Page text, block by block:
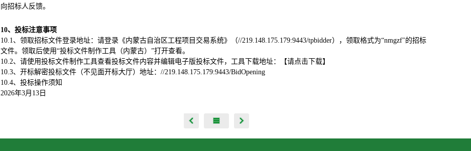
向招标人反馈。
10、 投标注意事项
10.1、领取招标文件登录地址：请登录《内蒙古自治区工程项目交易系统》（//219.148.175.179:9443/tpbidder），领取格式为“nmgzf"的招标
文件。领取后使用“投标文件制作工具（内蒙古）”打开查看。
10.2、请使用投标文件制作工具查看投标文件内容并编辑电子版投标文件，工具下载地址：【请点击下载】
10.3、开标解密投标文件（不见面开标大厅）地址：//219.148.175.179:9443/BidOpening
10.4、投标操作须知
2026年3月 13 日